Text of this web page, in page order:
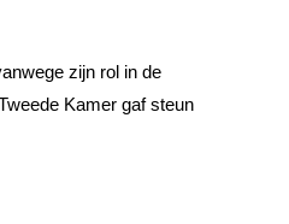
zijn rol in de
Kamer gaf steun